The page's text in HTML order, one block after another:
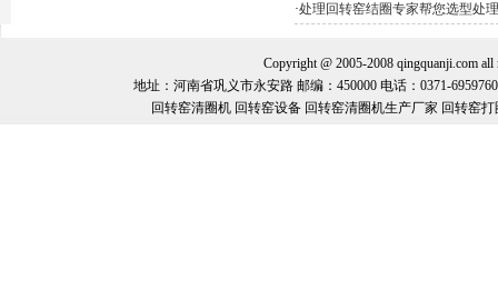
·处理回转窑结圈专家帮您选型处
Copyright @ 2005-2008 qingquanji.com
地址：河南省巩义市永安路 邮编：450000 电话：0371-
回转窑清圈机 回转窑设备 回转窑清圈机生产厂家 回转窑